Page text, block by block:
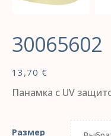
30065602
13,70 €
Панамка с UV
Размер